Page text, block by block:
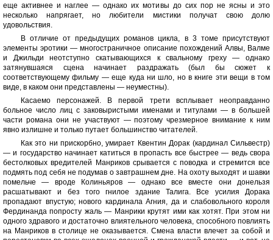
еще активнее и наглее — однако их мотивы до сих пор не ясны и это
несколько напрягает, но любители мистики получат свою долю
удовольствия.
В отличие от предыдущих романов цикла, в 3 томе присутствуют
элементы эротики — многостраничное описание похождений Алвы, Валме
и Джильди неотступно скатывающихся к свальному греху — однако
затянувшаяся сцена начинает раздражать (был бы сюжет к
соответствующему фильму — еще куда ни шло, но в книге эти вещи в том
виде, в каком они представлены — неуместны).
Касаемо персонажей. В первой трети всплывает неоправданно
больное число лиц с заковыристыми именами и титулами — в большей
части романа они не участвуют — поэтому чрезмерное внимание к ним
явно излишне и только путает большинство читателей.
Как это ни прискорбно, умирает Квентин Дорак (кардинал Сильвестр)
— и государство начинает катиться в пропасть все быстрее — ведь свора
бестолковых вредителей Манриков срывается с поводка и стремится все
подмять под себя не подумав о завтрашнем дне. На охоту выходят и шавки
помельче — вроде Колиньяров — однако все вместе они донельзя
расшатывают и без того гнилое здание Талига. Все усилия Дорака
пропадают впустую; нового кардинала Агния, да и слабовольного короля
Фердинанда попросту жаль — Манрики крутят ими как хотят. При этом ни
одного здравого и достаточно влиятельного человека, способного повлиять
на Манриков в столице не оказывается. Смена власти влечет за собой и